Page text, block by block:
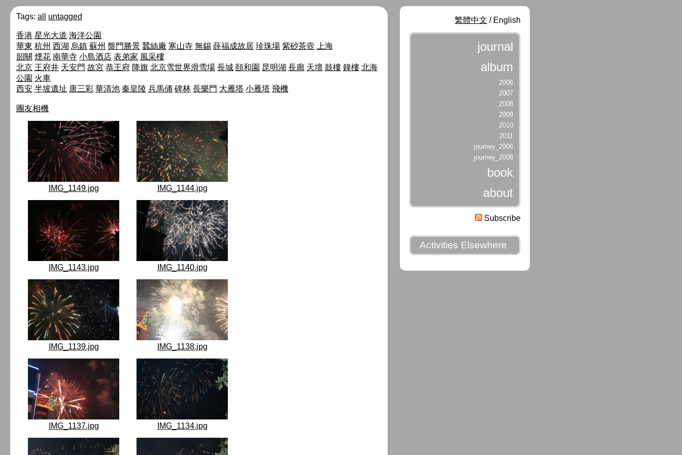
繁體中文 / English
journal
album
2006
2007
2008
2009
2010
2011
journey_2006
journey_2008
book
about
Subscribe
Activities Elsewhere
Tags: all untagged
香港 星光大道 海洋公園
華東 杭州 西湖 烏鎮 蘇州 盤門勝景 蠶絲廠 寒山寺 無錫 薛福成故居 珍珠場 紫砂茶壼
上海
韶關 煙花 南華寺 小島酒店 表弟家 風采樓
北京 王府井 天安門 故宮 恭王府 降旗 北京雪世界滑雪場 長城 頤和園 昆明湖 長廊 天壇 鼓樓 鐘樓 北海
公園 火車
西安 半坡遺址 唐三彩 華清池 秦皇陵 兵馬俑 碑林 長樂門 大雁塔 小雁塔 飛機
團友相機
IMG_1149.jpg IMG_1144.jpg
IMG_1143.jpg IMG_1140.jpg
IMG_1139.jpg IMG_1138.jpg
IMG_1137.jpg IMG_1134.jpg